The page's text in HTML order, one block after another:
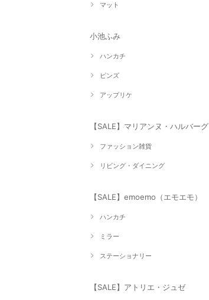
マット
小池ふみ
ハンカチ
ピンズ
アップリケ
【SALE】マリアンヌ・ハルバーグ
ファッション雑貨
リビング・ダイニング
【SALE】emoemo（エモエモ）
ハンカチ
ミラー
ステーショナリー
【SALE】アトリエ・ジュゼ